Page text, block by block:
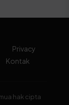
Privacy
Kontak
hak cipta